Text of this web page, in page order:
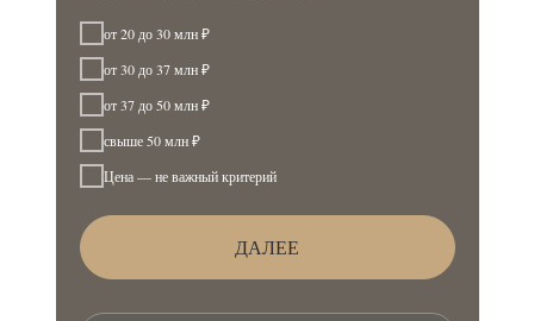
ДАЛЕЕ
от 20 до 30 млн ₽
от 30 до 37 млн ₽
от 37 до 50 млн ₽
свыше 50 млн ₽
Цена — не важный критерий